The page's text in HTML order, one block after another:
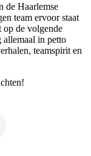
de Haarlemse
team ervoor staat
op de volgende
in petto
teamspirit en